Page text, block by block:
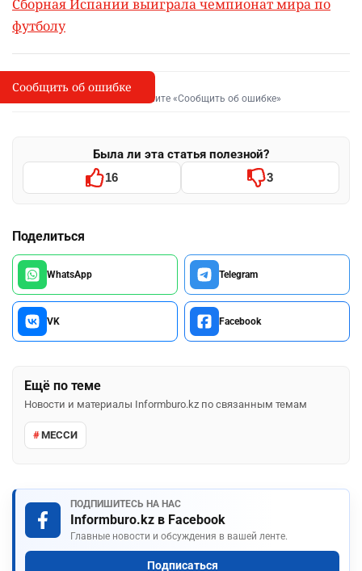
Сборная Испании выиграла чемпионат мира по
футболу
I
Сообщить об опечатке
Выделите фрагмент и нажмите «Сообщить об ошибке»
Была ли эта статья полезной?
16 3
Поделиться
WhatsApp Telegram
VK Facebook
Ещё по теме
Новости и материалы Informburo.kz по связанным темам
МЕССИ
ПОДПИШИТЕСЬ НА НАС
Informburo.kz в Facebook
Главные новости и обсуждения в вашей ленте.
Подписаться
Сообщить об ошибке